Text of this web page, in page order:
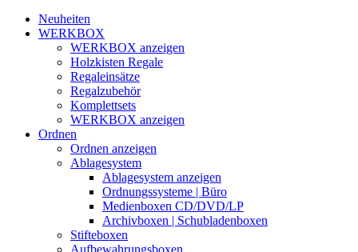
Neuheiten
WERKBOX
WERKBOX anzeigen
Holzkisten Regale
Regaleinsätze
Regalzubehör
Komplettsets
WERKBOX anzeigen
Ordnen
Ordnen anzeigen
Ablagesystem
Ablagesystem anzeigen
Ordnungssysteme | Büro
Medienboxen CD/DVD/LP
Archivboxen | Schubladenboxen
Stifteboxen
Aufbewahrungsboxen